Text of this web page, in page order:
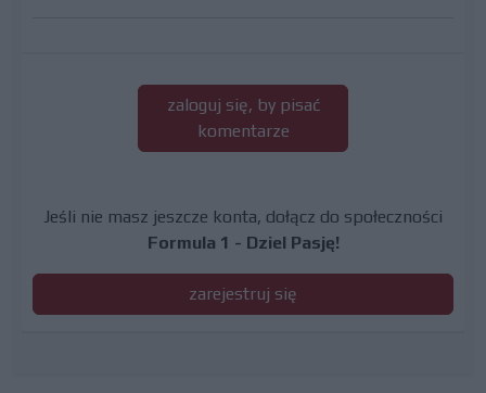
zaloguj się, by pisać
komentarze
Jeśli nie masz jeszcze konta, dołącz do społeczności
Formula 1 - Dziel Pasję!
zarejestruj się